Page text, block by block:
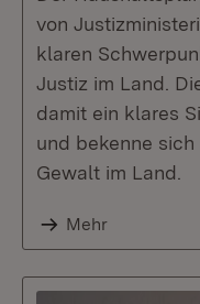
von
klaren
Justiz im Land.
damit ein klares
und bekenne
Gewalt im Land.
Mehr